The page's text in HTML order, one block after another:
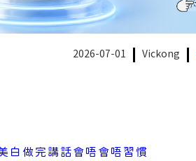
2026-07-01 Vickong
白做完講話會唔會唔習慣